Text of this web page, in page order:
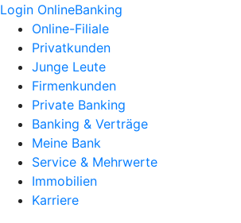
Login OnlineBanking
Online-Filiale
Privatkunden
Junge Leute
Firmenkunden
Private Banking
Banking & Verträge
Meine Bank
Service & Mehrwerte
Immobilien
Karriere